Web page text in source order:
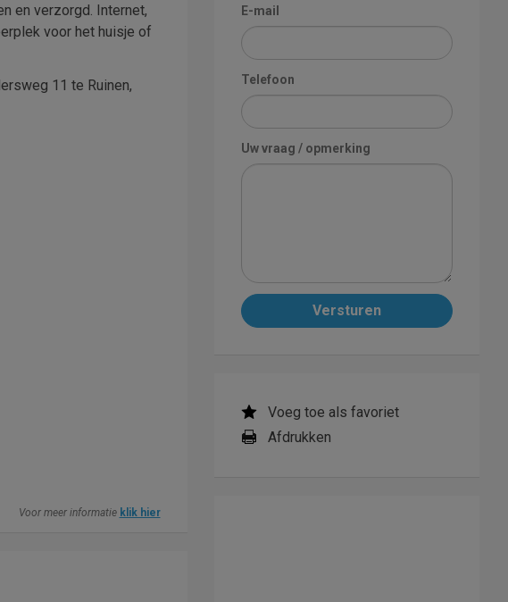
en verzorgd. Internet,
voor het huisje of
11 te Ruinen,
Voor meer informatie klik hier
E-mail
Telefoon
Uw vraag / opmerking
Versturen
Voeg toe als favoriet
Afdrukken